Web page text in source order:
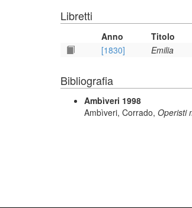
Libretti
Anno Titolo
[1830]
Emilia
Bibliografia
Ambìveri 1998
Ambìveri, Corrado, Operisti